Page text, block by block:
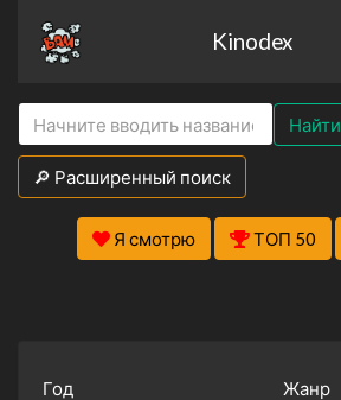
Kinodex
Найти
🔎 Расширенный поиск
Я смотрю ТОП 50
Год Жанр